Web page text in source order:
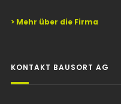
> Mehr über die Firma
KONTAKT BAUSORT AG